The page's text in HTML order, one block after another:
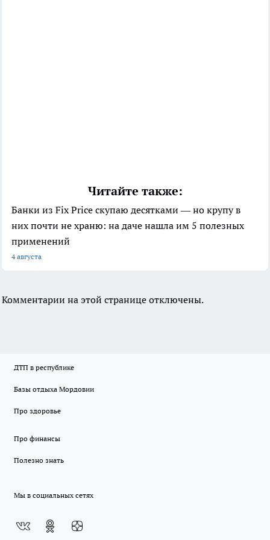
Читайте также:
Банки из Fix Price скупаю десятками — но крупу в
них почти не храню: на даче нашла им 5 полезных
применений
4 августа
Комментарии на этой странице отключены.
ДТП в республике
Базы отдыха Мордовии
Про здоровье
Про финансы
Полезно знать
Мы в социальных сетях